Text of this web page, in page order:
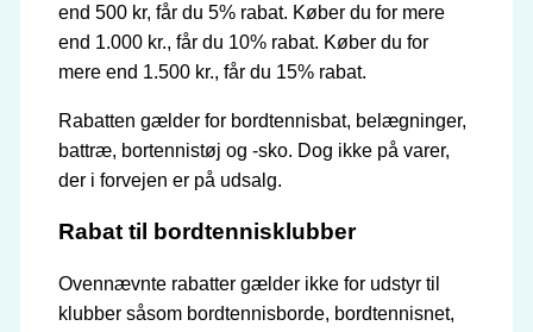
end 500 kr, får du 5% rabat. Køber du for mere
end 1.000 kr., får du 10% rabat. Køber du for
mere end 1.500 kr., får du 15% rabat.
Rabatten gælder for bordtennisbat, belægninger,
battræ, bortennistøj og -sko. Dog ikke på varer,
der i forvejen er på udsalg.
Rabat til bordtennisklubber
Ovennævnte rabatter gælder ikke for udstyr til
klubber såsom bordtennisborde, bordtennisnet,